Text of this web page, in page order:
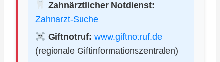
Zahnärztlicher Notdienst:
Zahnarzt-Suche
Giftnotruf: www.giftnotruf.de
(regionale Giftinformationszentralen)